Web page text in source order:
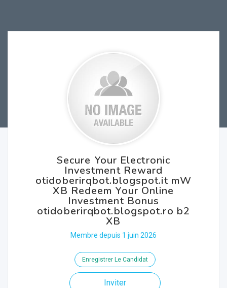
Secure Your Electronic
Investment Reward
otidoberirqbot.blogspot.it mW
XB Redeem Your Online
Investment Bonus
otidoberirqbot.blogspot.ro b2
XB
Membre depuis 1 juin 2026
Enregistrer Le Candidat
Inviter